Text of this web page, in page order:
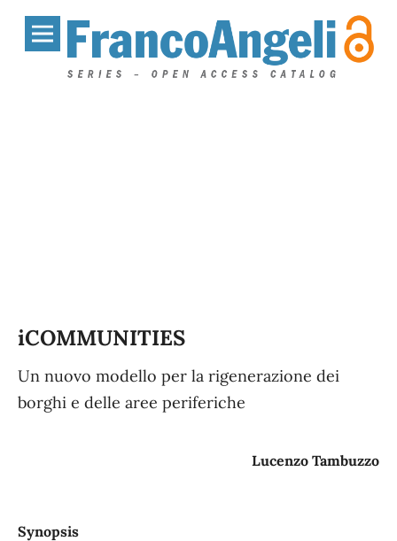
iCOMMUNITIES
Un nuovo modello per la rigenerazione dei
borghi e delle aree periferiche
Lucenzo Tambuzzo
Synopsis